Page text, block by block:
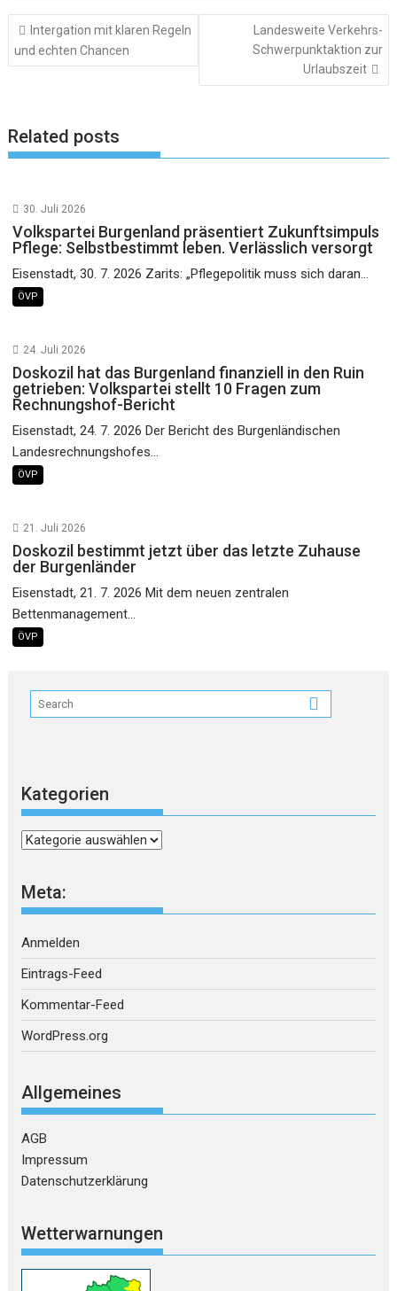
Beitragsnavigation
Intergation mit klaren Regeln
und echten Chancen
Landesweite Verkehrs-
Schwerpunktaktion zur
Urlaubszeit
Related posts
30. Juli 2026
Volkspartei Burgenland präsentiert Zukunftsimpuls
Pflege: Selbstbestimmt leben. Verlässlich versorgt
Eisenstadt, 30. 7. 2026 Zarits: „Pflegepolitik muss sich daran...
ÖVP
24. Juli 2026
Doskozil hat das Burgenland finanziell in den Ruin
getrieben: Volkspartei stellt 10 Fragen zum
Rechnungshof-Bericht
Eisenstadt, 24. 7. 2026 Der Bericht des Burgenländischen
Landesrechnungshofes...
ÖVP
21. Juli 2026
Doskozil bestimmt jetzt über das letzte Zuhause
der Burgenländer
Eisenstadt, 21. 7. 2026 Mit dem neuen zentralen
Bettenmanagement...
ÖVP
Kategorien
Kategorien
Meta:
Anmelden
Eintrags-Feed
Kommentar-Feed
WordPress.org
Allgemeines
AGB
Impressum
Datenschutzerklärung
Wetterwarnungen